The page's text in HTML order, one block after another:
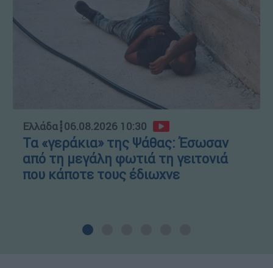
Ελλάδα┋06.08.2026 10:30
Τα «γεράκια» της Ψάθας: Έσωσαν
από τη μεγάλη φωτιά τη γειτονιά
που κάποτε τους έδιωχνε